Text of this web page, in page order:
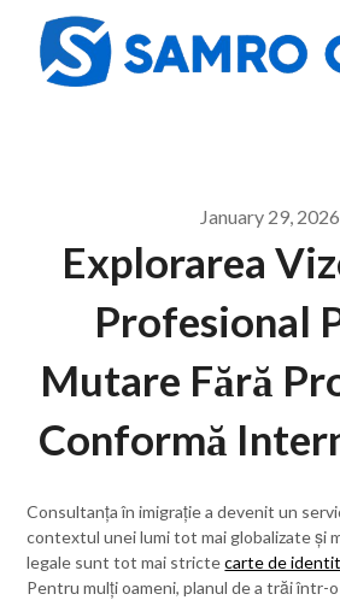
content
January 29, 2026
Explorarea
Profesional
Mutare Fără
Conformă
Consultanța în imigrație a devenit un
contextul unei lumi tot mai globalizate și
legale sunt tot mai strictecarte de
Pentru mulți oameni, planul de a trăi într-